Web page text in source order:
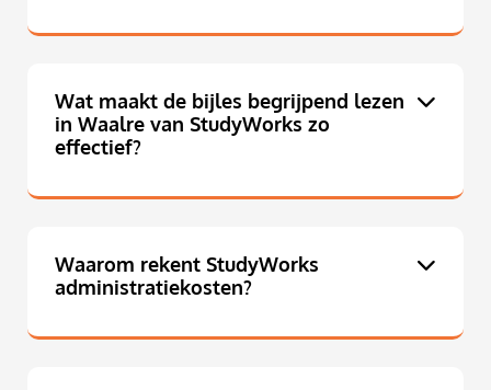
Wat maakt de bijles begrijpend lezen
in Waalre van StudyWorks zo
effectief?
Waarom rekent StudyWorks
administratiekosten?